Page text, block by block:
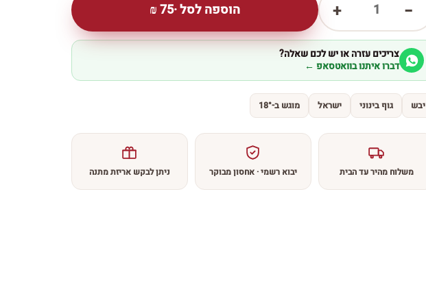
−
1
+ הוספה לסל ·75
₪
צריכים עזרה או יש לכם שאלה?
דברו איתנו בוואטסאפ ←
יבש גוף בינוני ישראל מוגש ב-18°
משלוח מהיר עד הבית יבוא רשמי · אחסון מבוקר ניתן לבקש אריזת מתנה